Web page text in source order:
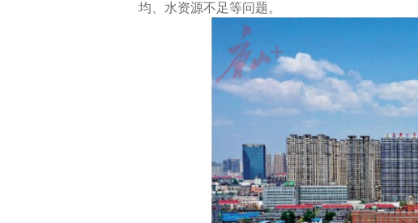
均、水资源不足等问题。